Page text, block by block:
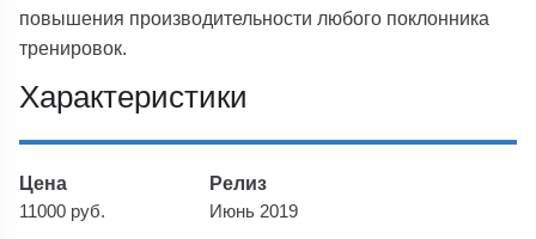
повышения производительности любого поклонника
тренировок.
Характеристики
Цена
11000 руб.
Релиз
Июнь 2019